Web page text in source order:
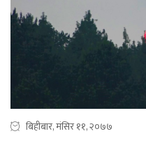
बिहीबार, मंसिर ११, २०७७